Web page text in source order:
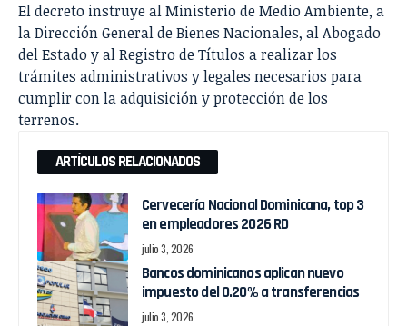
El decreto instruye al Ministerio de Medio Ambiente, a
la Dirección General de Bienes Nacionales, al Abogado
del Estado y al Registro de Títulos a realizar los
trámites administrativos y legales necesarios para
cumplir con la adquisición y protección de los
terrenos.
ARTÍCULOS RELACIONADOS
Cervecería Nacional Dominicana, top 3
en empleadores 2026 RD
julio 3, 2026
Bancos dominicanos aplican nuevo
impuesto del 0.20% a transferencias
julio 3, 2026